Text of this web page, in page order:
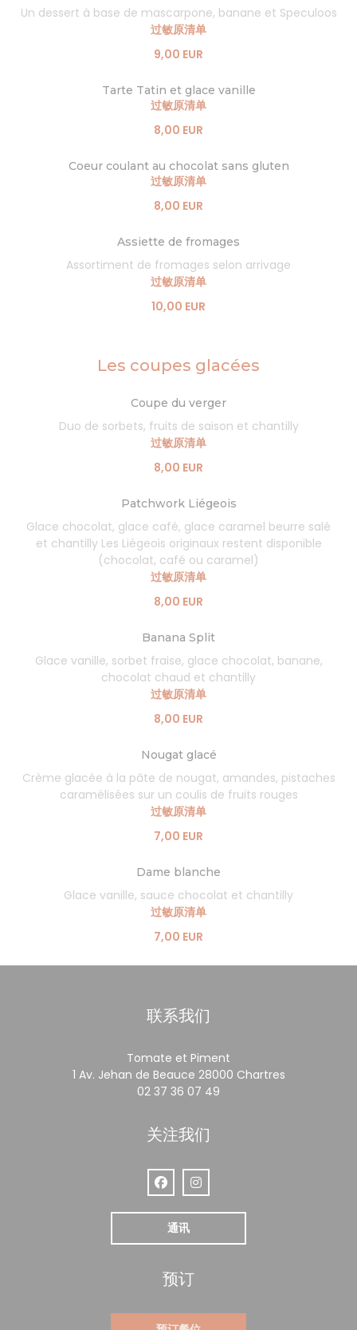
Un dessert à base de mascarpone, banane et Speculoos
过敏原清单
9,00 EUR
Tarte Tatin et glace vanille
过敏原清单
8,00 EUR
Coeur coulant au chocolat sans gluten
过敏原清单
8,00 EUR
Assiette de fromages
Assortiment de fromages selon arrivage
过敏原清单
10,00 EUR
Les coupes glacées
Coupe du verger
Duo de sorbets, fruits de saison et chantilly
过敏原清单
8,00 EUR
Patchwork Liégeois
Glace chocolat, glace café, glace caramel beurre salé
et chantilly Les Liégeois originaux restent disponible
(chocolat, café ou caramel)
过敏原清单
8,00 EUR
Banana Split
Glace vanille, sorbet fraise, glace chocolat, banane,
chocolat chaud et chantilly
过敏原清单
8,00 EUR
Nougat glacé
Crème glacée à la pâte de nougat, amandes, pistaches
caramélisées sur un coulis de fruits rouges
过敏原清单
7,00 EUR
Dame blanche
Glace vanille, sauce chocolat et chantilly
过敏原清单
7,00 EUR
联系我们
Tomate et Piment
1 Av. Jehan de Beauce 28000 Chartres((在新窗口中
02 37 36 07 49
关注我们
Facebook ((在新窗口中打开))
Instagram ((在新窗口中打开))
通讯
预订